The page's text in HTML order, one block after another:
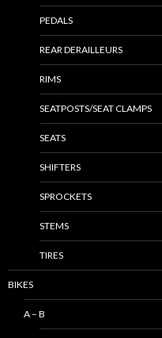
PEDALS
REAR DERAILLEURS
RIMS
SEATPOSTS/SEAT CLAMPS
SEATS
SHIFTERS
SPROCKETS
STEMS
TIRES
BIKES
A – B